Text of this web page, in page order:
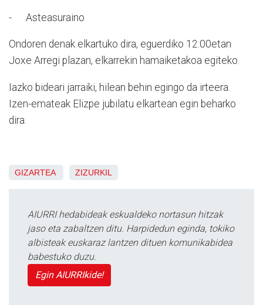
- Asteasuraino
Ondoren denak elkartuko dira, eguerdiko 12:00etan
Joxe Arregi plazan, elkarrekin hamaiketakoa egiteko.
Iazko bideari jarraiki, hilean behin egingo da irteera.
Izen-emateak Elizpe jubilatu elkartean egin beharko
dira.
GIZARTEA ZIZURKIL
AIURRI hedabideak eskualdeko nortasun hitzak
jaso eta zabaltzen ditu. Harpidedun eginda, tokiko
albisteak euskaraz lantzen dituen komunikabidea
babestuko duzu.
Egin AIURRIkide!